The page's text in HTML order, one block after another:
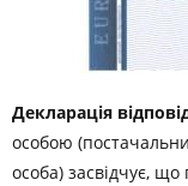
Декларація
особою
особа) засвідчує, що